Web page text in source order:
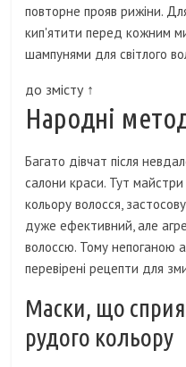
повторне прояв рижіни.
кип'ятити перед кожним
шампунями для світлого
до змісту ↑
Народні
Багато дівчат після
салони краси. Тут
кольору волосся,
дуже ефективний, але
волоссю. Тому непоганою
перевірені рецепти для
Маски, що
рудого кольору